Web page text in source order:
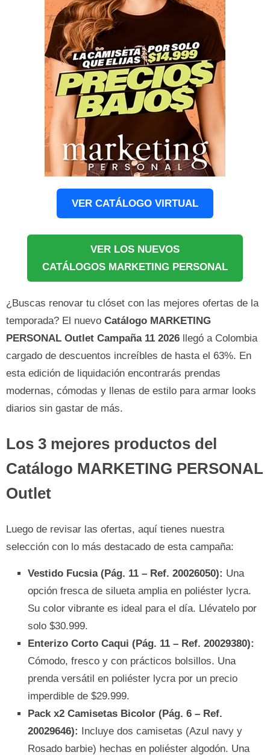
VER CATÁLOGO VIRTUAL
VER LOS NUEVOS
CATÁLOGOS MARKETING PERSONAL
¿Buscas renovar tu clóset con las mejores ofertas de la
temporada? El nuevo Catálogo MARKETING
PERSONAL Outlet Campaña 11 2026 llegó a Colombia
cargado de descuentos increíbles de hasta el 63%. En
esta edición de liquidación encontrarás prendas
modernas, cómodas y llenas de estilo para armar looks
diarios sin gastar de más.
Los 3 mejores productos del
Catálogo MARKETING PERSONAL
Outlet
Luego de revisar las ofertas, aquí tienes nuestra
selección con lo más destacado de esta campaña:
Vestido Fucsia (Pág. 11 – Ref. 20026050): Una
opción fresca de silueta amplia en poliéster lycra.
Su color vibrante es ideal para el día. Llévatelo por
solo $30.999.
Enterizo Corto Caqui (Pág. 11 – Ref. 20029380):
Cómodo, fresco y con prácticos bolsillos. Una
prenda versátil en poliéster lycra por un precio
imperdible de $29.999.
Pack x2 Camisetas Bicolor (Pág. 6 – Ref.
20029646): Incluye dos camisetas (Azul navy y
Rosado barbie) hechas en poliéster algodón. Una